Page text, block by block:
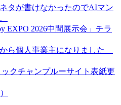
タが書けなかったのでAIマン
EXPO 2026中間展示会」チラ
ら個人事業主になりました
クチャンプルーサイト表紙更